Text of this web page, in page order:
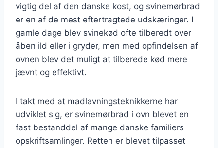
vigtig del af den danske kost, og svinemørbrad
er en af de mest eftertragtede udskæringer. I
gamle dage blev svinekød ofte tilberedt over
åben ild eller i gryder, men med opfindelsen af
ovnen blev det muligt at tilberede kød mere
jævnt og effektivt.
I takt med at madlavningsteknikkerne har
udviklet sig, er svinemørbrad i ovn blevet en
fast bestanddel af mange danske familiers
opskriftsamlinger. Retten er blevet tilpasset